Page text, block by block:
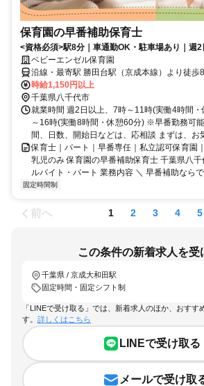
保育園の早番補助保育士
<資格必須>駅8分｜車通勤OK・駐車場あり｜週
11時か7～16時｜扶養内OK
ベビーエンゼル保育園
沿線・最寄駅 勝田台駅（京成本線）より徒歩
高速鉄道）より徒歩10分 村上（千葉県）駅（
歩20分
時給1,150円以上
千葉県八千代市
就業時間 週2日以上、7時～11時(実働4時間
～16時(実働8時間・休憩60分) ※早番勤務可
間、日数、開始日などは、応相談 まずは、お
保育士｜パート｜早番専任｜私立認可保育園
乳児のみ 保育園の早番補助保育士 千葉県八
ルバイト・パート 業務内容 ＼ 早番補助ならで
固定時間制
前へ 1 2 3 4 5
この条件の新着求人を受
千葉県 / 京成大和田駅
固定時間・固定シフト制
「LINEで受け取る」では、新着求人のほか、おすす
す。 詳しくはこちら
LINEで受け取る
メールで受け取